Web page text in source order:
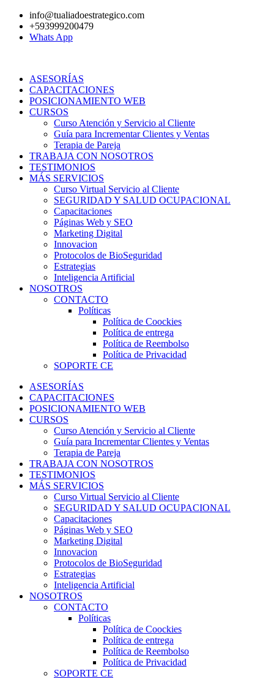
contenido
info@tualiadoestrategico.com
+593999200479
Whats App
ASESORÍAS
CAPACITACIONES
POSICIONAMIENTO WEB
CURSOS
Curso Atención y Servicio al Cliente
Guía para Incrementar Clientes y Ventas
Terapia de Pareja
TRABAJA CON NOSOTROS
TESTIMONIOS
MÁS SERVICIOS
Curso Virtual Servicio al Cliente
SEGURIDAD Y SALUD OCUPACIONAL
Capacitaciones
Páginas Web y SEO
Marketing Digital
Innovacion
Protocolos de BioSeguridad
Estrategias
Inteligencia Artificial
NOSOTROS
CONTACTO
Políticas
Política de Coockies
Política de entrega
Política de Reembolso
Política de Privacidad
SOPORTE CE
ASESORÍAS
CAPACITACIONES
POSICIONAMIENTO WEB
CURSOS
Curso Atención y Servicio al Cliente
Guía para Incrementar Clientes y Ventas
Terapia de Pareja
TRABAJA CON NOSOTROS
TESTIMONIOS
MÁS SERVICIOS
Curso Virtual Servicio al Cliente
SEGURIDAD Y SALUD OCUPACIONAL
Capacitaciones
Páginas Web y SEO
Marketing Digital
Innovacion
Protocolos de BioSeguridad
Estrategias
Inteligencia Artificial
NOSOTROS
CONTACTO
Políticas
Política de Coockies
Política de entrega
Política de Reembolso
Política de Privacidad
SOPORTE CE